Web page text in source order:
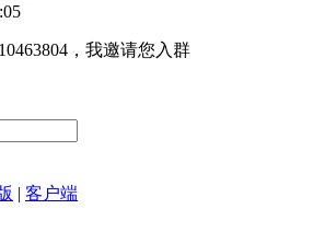
，我邀请您入群
| 客户端